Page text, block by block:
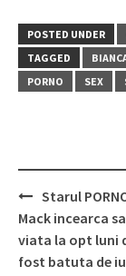
POSTED UNDER
TAGGED
PORNO
SEX
Post
navigation
Starul
Mack incearca
viata la opt luni
fost batuta de